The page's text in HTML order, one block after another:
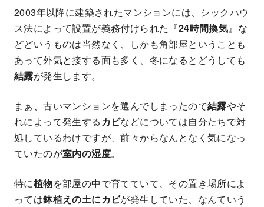
2003年以降に建築されたマンションには、シックハウ
ス法によって設置が義務付けられた『24時間換気』な
どどいうものは当然なく、しかも角部屋ということも
あって外気と接する面も多く、冬になるとどうしても
結露が発生します。
まぁ、古いマンションを選んでしまったので結露やそ
れによって発生するカビなどについては自分たちで対
処しているわけですが、前々からなんとなく気になっ
ていたのが室内の湿度。
特に植物を部屋の中で育てていて、その置き場所によ
っては鉢植えの土にカビが発生していた、なんていう